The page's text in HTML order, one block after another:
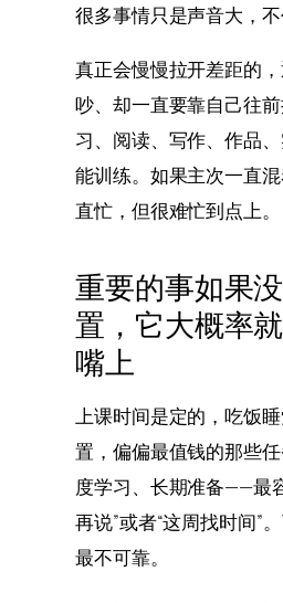
很多事情只是声音大，不
真正会慢慢拉开差距的
吵、却一直要靠自己往
习、阅读、写作、作品
能训练。如果主次一直
直忙，但很难忙到点上。
重要的事如果
置，它大概率
嘴上
上课时间是定的，吃饭
置，偏偏最值钱的那些
度学习、长期准备——最
再说”或者“这周找时间”
最不可靠。